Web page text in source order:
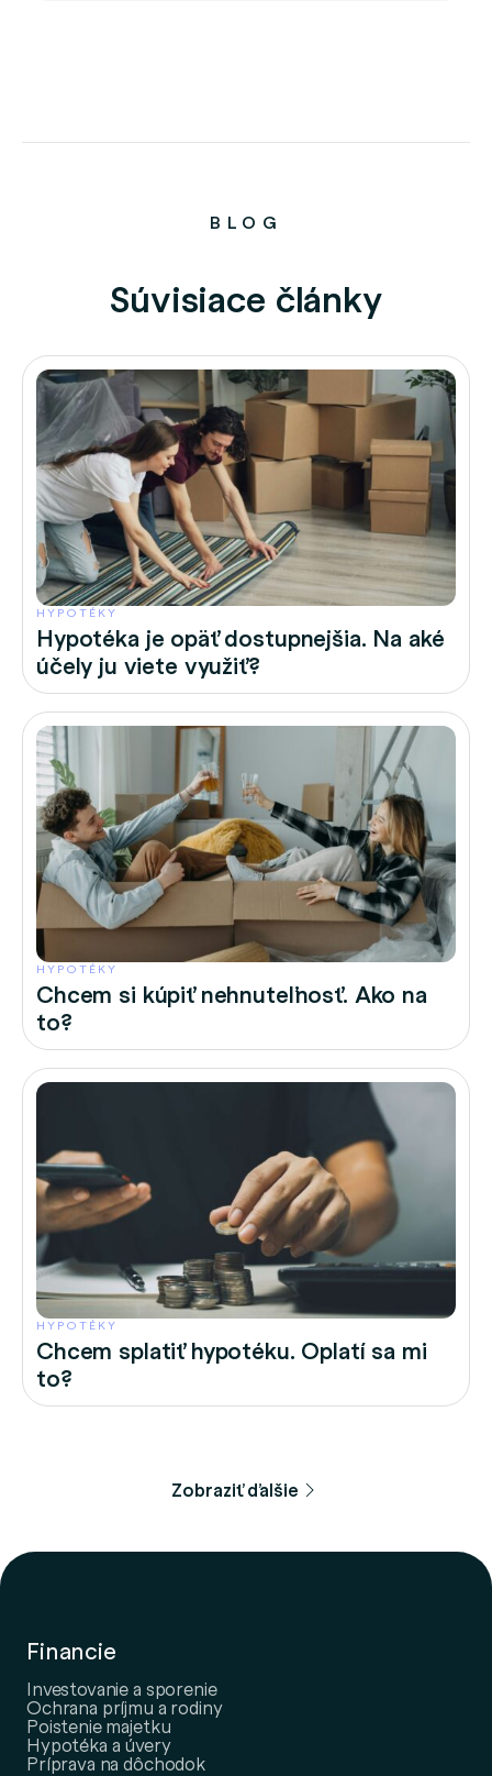
BLOG
Súvisiace články
HYPOTÉKY
Hypotéka je opäť dostupnejšia. Na aké
účely ju viete využiť?
HYPOTÉKY
Chcem si kúpiť nehnuteľnosť. Ako na
to?
HYPOTÉKY
Chcem splatiť hypotéku. Oplatí sa mi
to?
Zobraziť ďalšie
Financie
Investovanie a sporenie
Ochrana príjmu a rodiny
Poistenie majetku
Hypotéka a úvery
Príprava na dôchodok